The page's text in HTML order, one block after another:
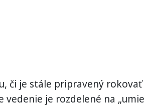
či je stále pripravený
vedenie je rozdelené na